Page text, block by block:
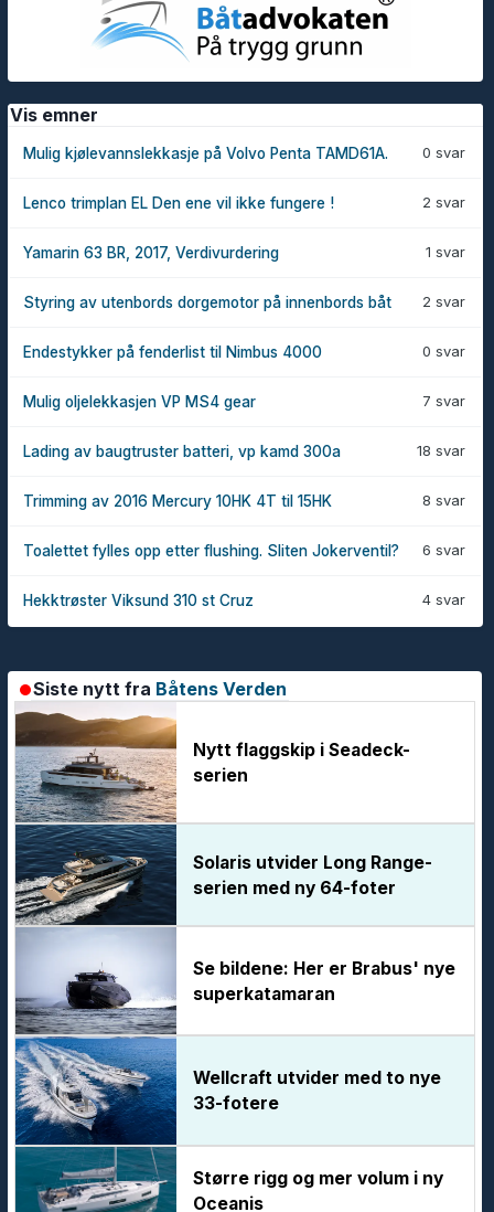
Vis emner
0 svar
Mulig kjølevannslekkasje på Volvo Penta TAMD61A.
2 svar
Lenco trimplan EL Den ene vil ikke fungere !
1 svar
Yamarin 63 BR, 2017, Verdivurdering
2 svar
Styring av utenbords dorgemotor på innenbords båt
0 svar
Endestykker på fenderlist til Nimbus 4000
7 svar
Mulig oljelekkasjen VP MS4 gear
18 svar
Lading av baugtruster batteri, vp kamd 300a
8 svar
Trimming av 2016 Mercury 10HK 4T til 15HK
6 svar
Toalettet fylles opp etter flushing. Sliten Jokerventil?
4 svar
Hekktrøster Viksund 310 st Cruz
Siste nytt fra Båtens Verden
Nytt flaggskip i Seadeck-
serien
Solaris utvider Long Range-
serien med ny 64-foter
Se bildene: Her er Brabus' nye
superkatamaran
Wellcraft utvider med to nye
33-fotere
Større rigg og mer volum i ny
Oceanis